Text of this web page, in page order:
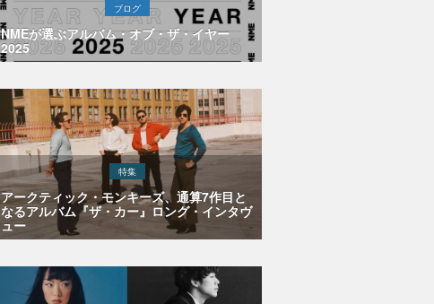
ブログ
NMEが選ぶアルバム・オブ・ザ・イヤー
2025
特集
アークティック・モンキーズ、通算7作目と
なるアルバム『ザ・カー』ロング・インタヴ
ュー